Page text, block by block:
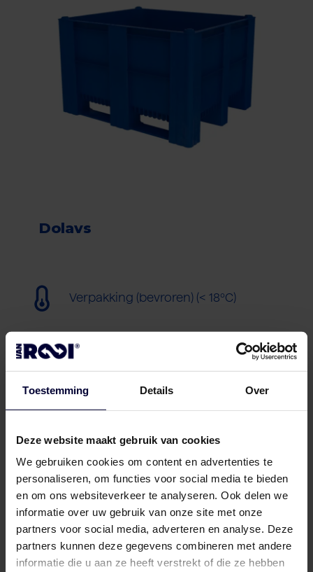
Toestemming Details Over
Deze website maakt gebruik van cookies
We gebruiken cookies om content en advertenties te
personaliseren, om functies voor social media te bieden
en om ons websiteverkeer te analyseren. Ook delen we
informatie over uw gebruik van onze site met onze
partners voor social media, adverteren en analyse. Deze
partners kunnen deze gegevens combineren met andere
informatie die u aan ze heeft verstrekt of die ze hebben
Dolavs
Verpakking (bevroren) (< 18ºC)